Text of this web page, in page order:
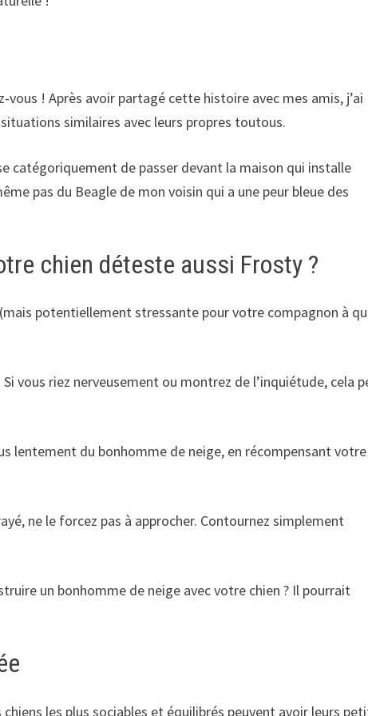
! Après avoir partagé cette histoire avec mes amis, j’ai
similaires avec leurs propres toutous.
catégoriquement de passer devant la maison qui installe
pas du Beagle de mon voisin qui a une peur bleue des
chien déteste aussi Frosty ?
potentiellement stressante pour votre compagnon à
vous riez nerveusement ou montrez de l’inquiétude, cela
lentement du bonhomme de neige, en récompensant votre
ne le forcez pas à approcher. Contournez simplement
un bonhomme de neige avec votre chien ? Il pourrait
les plus sociables et équilibrés peuvent avoir leurs